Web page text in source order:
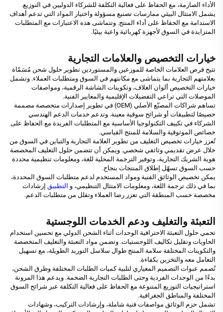
الأداء الصارمة، مع الحفاظ على فعالية التكلفة للشركاء الدوليين في التوزيع.
يشمل الامتثال البيئي ممارسات تصنيع مسؤولة واختيار المواد التي تدعم أهداف
الاستدامة مع الحفاظ على أداء المنتج. وتتماشى هذه الاعتبارات مع المتطلبات
المتزايدة في السوق لأجهزة كهربائية واعية بيئيًا.
خيارات التخصيص والعلامات التجارية
تتيح فرص العلامات الخاصة للموزعين والمستوردين تطوير حلول شحن مُسَمّاة
بعلامتهم التجارية بما يتماشى مع مكانتهم في السوق ومتطلبات العملاء. وتشمل
خيارات التخصيص ألوان الغلاف، وتكوينات الشاشة الرقمية، ومواصفات
الموصلات التي تراعي التفضيلات الإقليمية والمعايير الفنية.
تساهم شراكات المصنّع الأصلي (OEM) في تطوير إصدارات متخصصة مصممة
خصيصًا لتطبيقات أو شرائح سوقية معينة. وتدعم خدمات الدعم الهندسي
الشركاء في تكييف التكنولوجيا الأساسية مع المتطلبات الفريدة مع الحفاظ على
خصائص الموثوقية والسلامة للمنتج القياسي.
تُعزز خيارات تخصيص التغليف من تطوير العلامة التجارية والتباين في السوق من
خلال عرض تقديمي وثائقي شخصي. ويمكن أن تتضمن حلول التغليف المخصصة
هوية الشريك التجارية، وتوفير الترجمة المحلية للغة، ومعلومات تنظيمية محددة
حسب السوق تسهّل إطلاق المنتجات بنجاح.
يمكن تخصيص الوثائق الفنية ومواد المستخدم لدعم متطلبات السوق المحددة،
بما في ذلك ترجمة اللغة، ومعلومات الامتثال التنظيمي، و التطبيق إرشادات
مخصصة حسب المنطقة التي تعزز رضا العملاء وتقلل من متطلبات الدعم.
التعبئة والتغليف ودعم الخدمات اللوجستية
تحمي حلول التعبئة الاحترافية الوحدات أثناء الشحن الدولي مع تحسين استخدام
الحاويات وتقليل تكاليف اللوجستيات. وتضمن مواد التعبئة والتغليف المتخصصة
والتكوينات المختلفة سلامة المنتج طوال سلاسل التوريد الطويلة، مع تسهيل
التعامل معه والتخزين بكفاءة.
تُصمم عبوات التصميم المعياري لتلبية كميات الطلبات المختلفة وطرق الشحن،
بدءًا من الوحدات الفردية وحتى الطلبات التجارية الضخمة. ويدعم هذا المرونة
استراتيجيات التوزيع المتنوعة مع الحفاظ على فعالية التكلفة عبر شرائح السوق
المختلفة والمناطق الجغرافية.
تشمل حزم الوثائق مواصفات فنية شاملة، وإرشادات التركيب، وشهادات